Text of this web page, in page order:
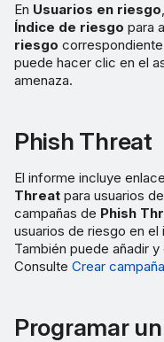
En Usuarios en riesgo
Índice de riesgo para
riesgo
puede hacer clic en el
amenaza.
Phish Threat
El informe incluye
Threat para usuarios
campañas de Phish
usuarios de riesgo en
También puede añadir
Consulte Crear campaña
Programar